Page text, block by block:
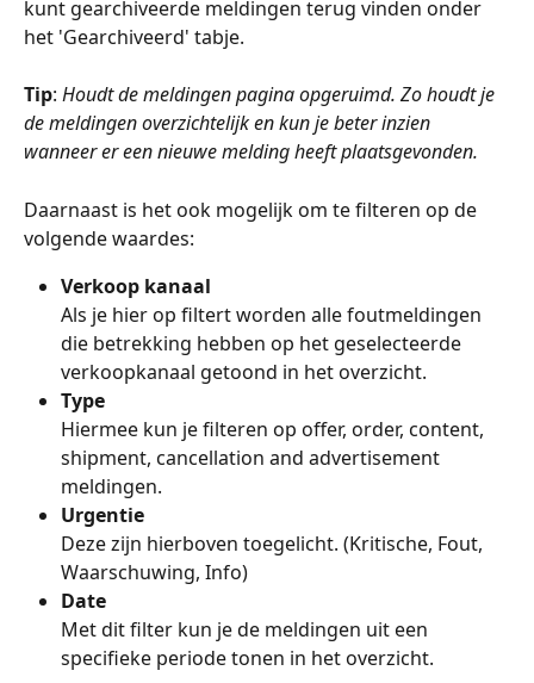
kunt gearchiveerde meldingen terug vinden onder
het 'Gearchiveerd' tabje.
Tip: Houdt de meldingen pagina opgeruimd. Zo houdt je
de meldingen overzichtelijk en kun je beter inzien
wanneer er een nieuwe melding heeft plaatsgevonden.
Daarnaast is het ook mogelijk om te filteren op de
volgende waardes:
Verkoop kanaal
Als je hier op filtert worden alle foutmeldingen
die betrekking hebben op het geselecteerde
verkoopkanaal getoond in het overzicht.
Type
Hiermee kun je filteren op offer, order, content,
shipment, cancellation and advertisement
meldingen.
Urgentie
Deze zijn hierboven toegelicht. (Kritische, Fout,
Waarschuwing, Info)
Date
Met dit filter kun je de meldingen uit een
specifieke periode tonen in het overzicht.